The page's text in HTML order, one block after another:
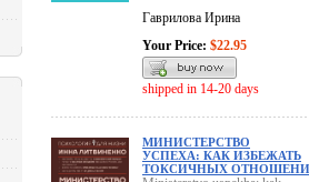
Гаврилова Ирина
Your Price: $22.95
shipped in 14-20 days
МИНИСТЕРСТВО
УСПЕХА: КАК ИЗБЕЖАТЬ
ТОКСИЧНЫХ